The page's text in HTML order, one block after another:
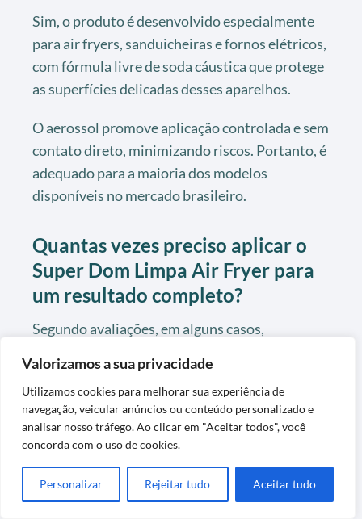
Valorizamos a sua privacidade
Utilizamos cookies para melhorar sua experiência de
navegação, veicular anúncios ou conteúdo personalizado e
analisar nosso tráfego. Ao clicar em "Aceitar todos", você
concorda com o uso de cookies.
Personalizar Rejeitar tudo Aceitar tudo
Sim, o produto é desenvolvido especialmente
para air fryers, sanduicheiras e fornos elétricos,
com fórmula livre de soda cáustica que protege
as superfícies delicadas desses aparelhos.
O aerossol promove aplicação controlada e sem
contato direto, minimizando riscos. Portanto, é
adequado para a maioria dos modelos
disponíveis no mercado brasileiro.
Quantas vezes preciso aplicar o
Super Dom Limpa Air Fryer para
um resultado completo?
Segundo avaliações, em alguns casos,
pode ser necessária mais de uma aplicação para
remover toda a gordura.
Por isso, é recomendado seguir as instruções de
resultados, principalmente em limpezas
profundas.